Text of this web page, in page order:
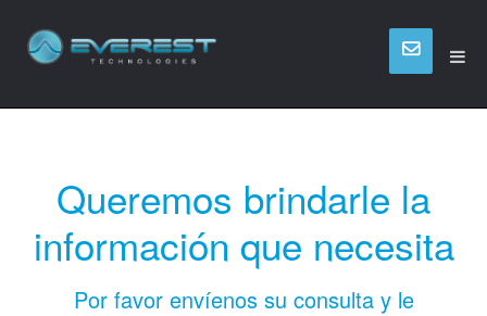
Queremos brindarle la
información que necesita
Por favor envíenos su consulta y le